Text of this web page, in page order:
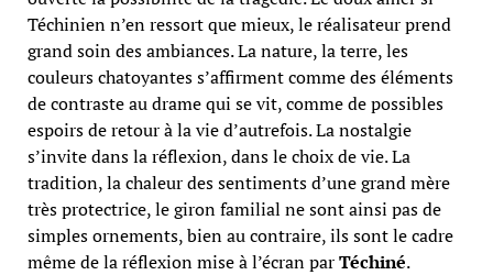
Téchinien n’en ressort que mieux, le réalisateur prend
grand soin des ambiances. La nature, la terre, les
couleurs chatoyantes s’affirment comme des éléments
de contraste au drame qui se vit, comme de possibles
espoirs de retour à la vie d’autrefois. La nostalgie
s’invite dans la réflexion, dans le choix de vie. La
tradition, la chaleur des sentiments d’une grand mère
très protectrice, le giron familial ne sont ainsi pas de
simples ornements, bien au contraire, ils sont le cadre
même de la réflexion mise à l’écran parTéchiné.